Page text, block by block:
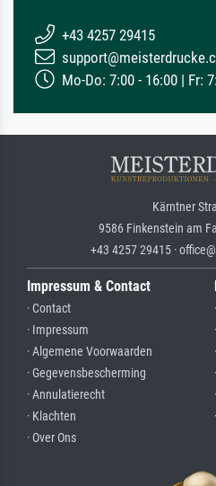
+43 4257 29415
Mo-Do: 7:00 - 16:00 | Fr:
Kärntner
9586 Finkenstein am
+43 4257 29415 ·
Impressum & Contact
· Contact
· Impressum
· Algemene Voorwaarden
· Gegevensbescherming
· Annulatierecht
· Klachten
· Over Ons